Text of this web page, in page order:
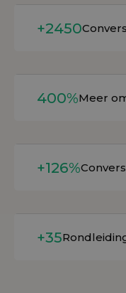
+2450
400%Meer
+126%
+35